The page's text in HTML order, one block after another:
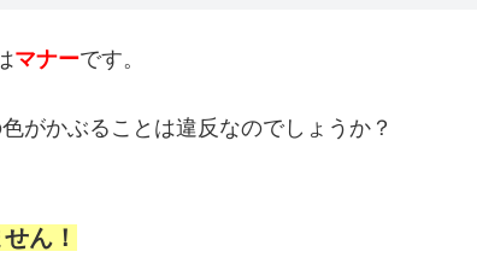
マナーです。
がかぶることは違反なのでしょうか？
ん！